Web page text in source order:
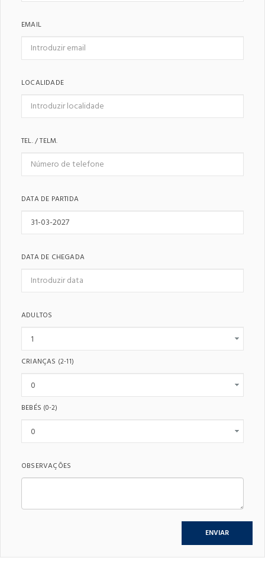
EMAIL
LOCALIDADE
TEL. / TELM.
DATA DE PARTIDA
DATA DE CHEGADA
ADULTOS
CRIANÇAS (2-11)
BEBÉS (0-2)
OBSERVAÇÕES